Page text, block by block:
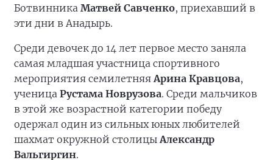
Ботвинника Матвей Савченко, приехавший в
эти дни в Анадырь.
Среди девочек до 14 лет первое место заняла
самая младшая участница спортивного
мероприятия семилетняяАрина Кравцова,
ученица Рустама Новрузова. Среди мальчиков
в этой же возрастной категории победу
одержал один из сильных юных любителей
шахмат окружной столицыАлександр
Вальгиргин.